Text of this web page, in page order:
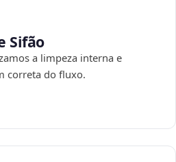
Sifão
a limpeza interna e
correta do fluxo.